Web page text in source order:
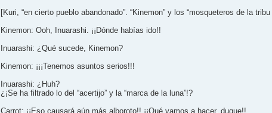
[Kuri, “en cierto pueblo abandonado”. “Kinemon” y los “mosqueteros de la
Kinemon: Ooh, Inuarashi. ¡¡Dónde habías ido!!
Inuarashi: ¿Qué sucede, Kinemon?
Kinemon: ¡¡¡Tenemos asuntos serios!!!
Inuarashi: ¿Huh?
¿¡Se ha filtrado lo del “acertijo” y la “marca de la luna”!?
Carrot: ¡¡Eso causará aún más alboroto!! ¡¡Qué vamos a hacer, duque!!